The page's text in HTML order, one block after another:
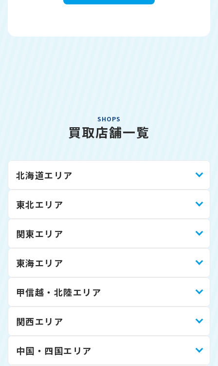
SHOPS
買取店舗一覧
北海道エリア
東北エリア
関東エリア
東海エリア
甲信越・北陸エリア
関西エリア
中国・四国エリア